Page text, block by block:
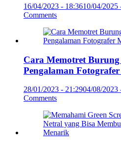
16/04/2023 - 18:3610/04/2025
Comments
Cara Memotret
Pengalaman
28/01/2023 - 21:2904/08/2023
Comments